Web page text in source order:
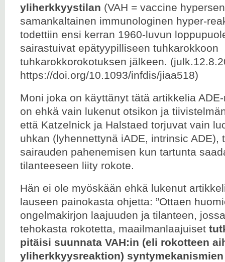
yliherkkyystilan (VAH = vaccine
samankaltainen immunologinen hyper-
todettiin ensi kerran 1960-luvun
sairastuivat epätyypilliseen tuhkarokkoon
tuhkarokkorokotuksen jälkeen.
https://doi.org/10.1093/infdis/jiaa518)
Moni joka on käyttänyt tätä artikkelia
on ehkä vain lukenut otsikon ja
että Katzelnick ja Halstaed torjuvat vain
uhkan (lyhennettynä iADE, intrinsic ADE),
sairauden pahenemisen kun tartunta
tilanteeseen liity rokote.
Hän ei ole myöskään ehkä lukenut
lauseen painokasta ohjetta: ”Ottaen
ongelmakirjon laajuuden ja tilanteen,
tehokasta rokotetta, maailmanlaajuiset
pitäisi suunnata VAH:in (eli rokotteen
yliherkkyysreaktion)